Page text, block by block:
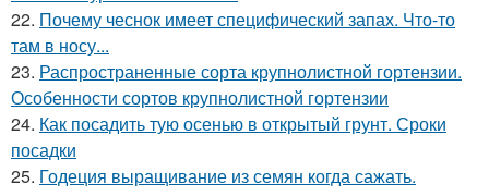
22. Почему чеснок имеет специфический запах. Что-то
там в носу...
23. Распространенные сорта крупнолистной гортензии.
Особенности сортов крупнолистной гортензии
24. Как посадить тую осенью в открытый грунт. Сроки
посадки
25. Годеция выращивание из семян когда сажать.